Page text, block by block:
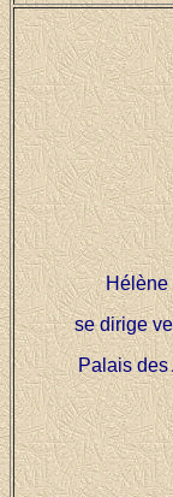
Hélène
se dirige
Palais des